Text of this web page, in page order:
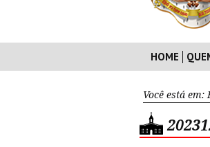
HOME
Você está em: